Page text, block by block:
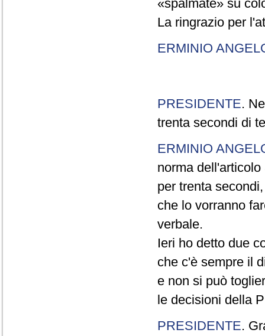
«spalmate» su
La ringrazio per
ERMINIO
PRESIDENTE.
trenta secondi di
ERMINIO
norma
per trenta
che lo vorranno
verbale.
Ieri ho detto due
che c'è sempre il
e non si può
le decisioni della
PRESIDENTE.